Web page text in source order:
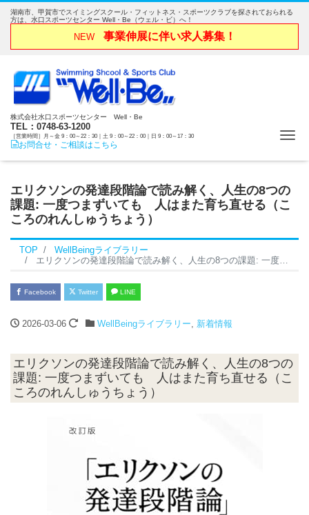
湖南市、甲賀市でスイミングスクール・フィットネス・スポーツクラブを探されておられる
方は、水口スポーツセンター Well・Be（ウェル・ビ）へ！
NEW 事業伸展に伴い求人募集！
株式会社水口スポーツセンター Well・Be
TEL：0748-63-1200
［営業時間］月～金 9：00～22：30｜土 9：00～22：00｜日 9：00～17：30
お問合せ・ご相談はこちら
エリクソンの発達段階論で読み解く、人生の8つの
課題: 一度つまずいても 人はまた育ち直せる（こ
ころのれんしゅうちょう）
TOP
WellBeingライブラリー
エリクソンの発達段階論で読み解く、人生の8つの課題: 一度つまずいても 人はまた育ち直せる（こころのれんしゅうちょう）
Facebook Twitter LINE
2026-03-06 WellBeingライブラリー, 新着情報
エリクソンの発達段階論で読み解く、人生の8つの
課題: 一度つまずいても 人はまた育ち直せる（こ
ころのれんしゅうちょう）